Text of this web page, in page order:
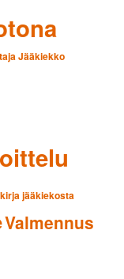
Jääkiekko
jääkiekosta
Valmennus